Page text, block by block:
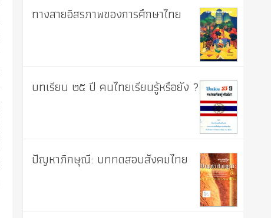
ทางสายอิสรภาพของการศึกษาไทย
บทเรียน ๒๕ ปี คนไทยเรียนรู้หรือยัง ?
ปัญหาภิกษุณี: บททดสอบสังคมไทย